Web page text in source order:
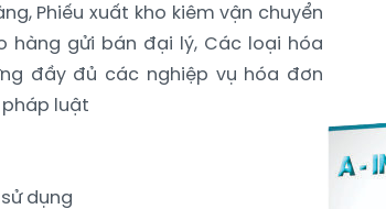
Phiếu xuất kho kiêm vận chuyển
hàng gửi bán đại lý, Các loại hóa
đầy đủ các nghiệp vụ hóa đơn
luật
dụng